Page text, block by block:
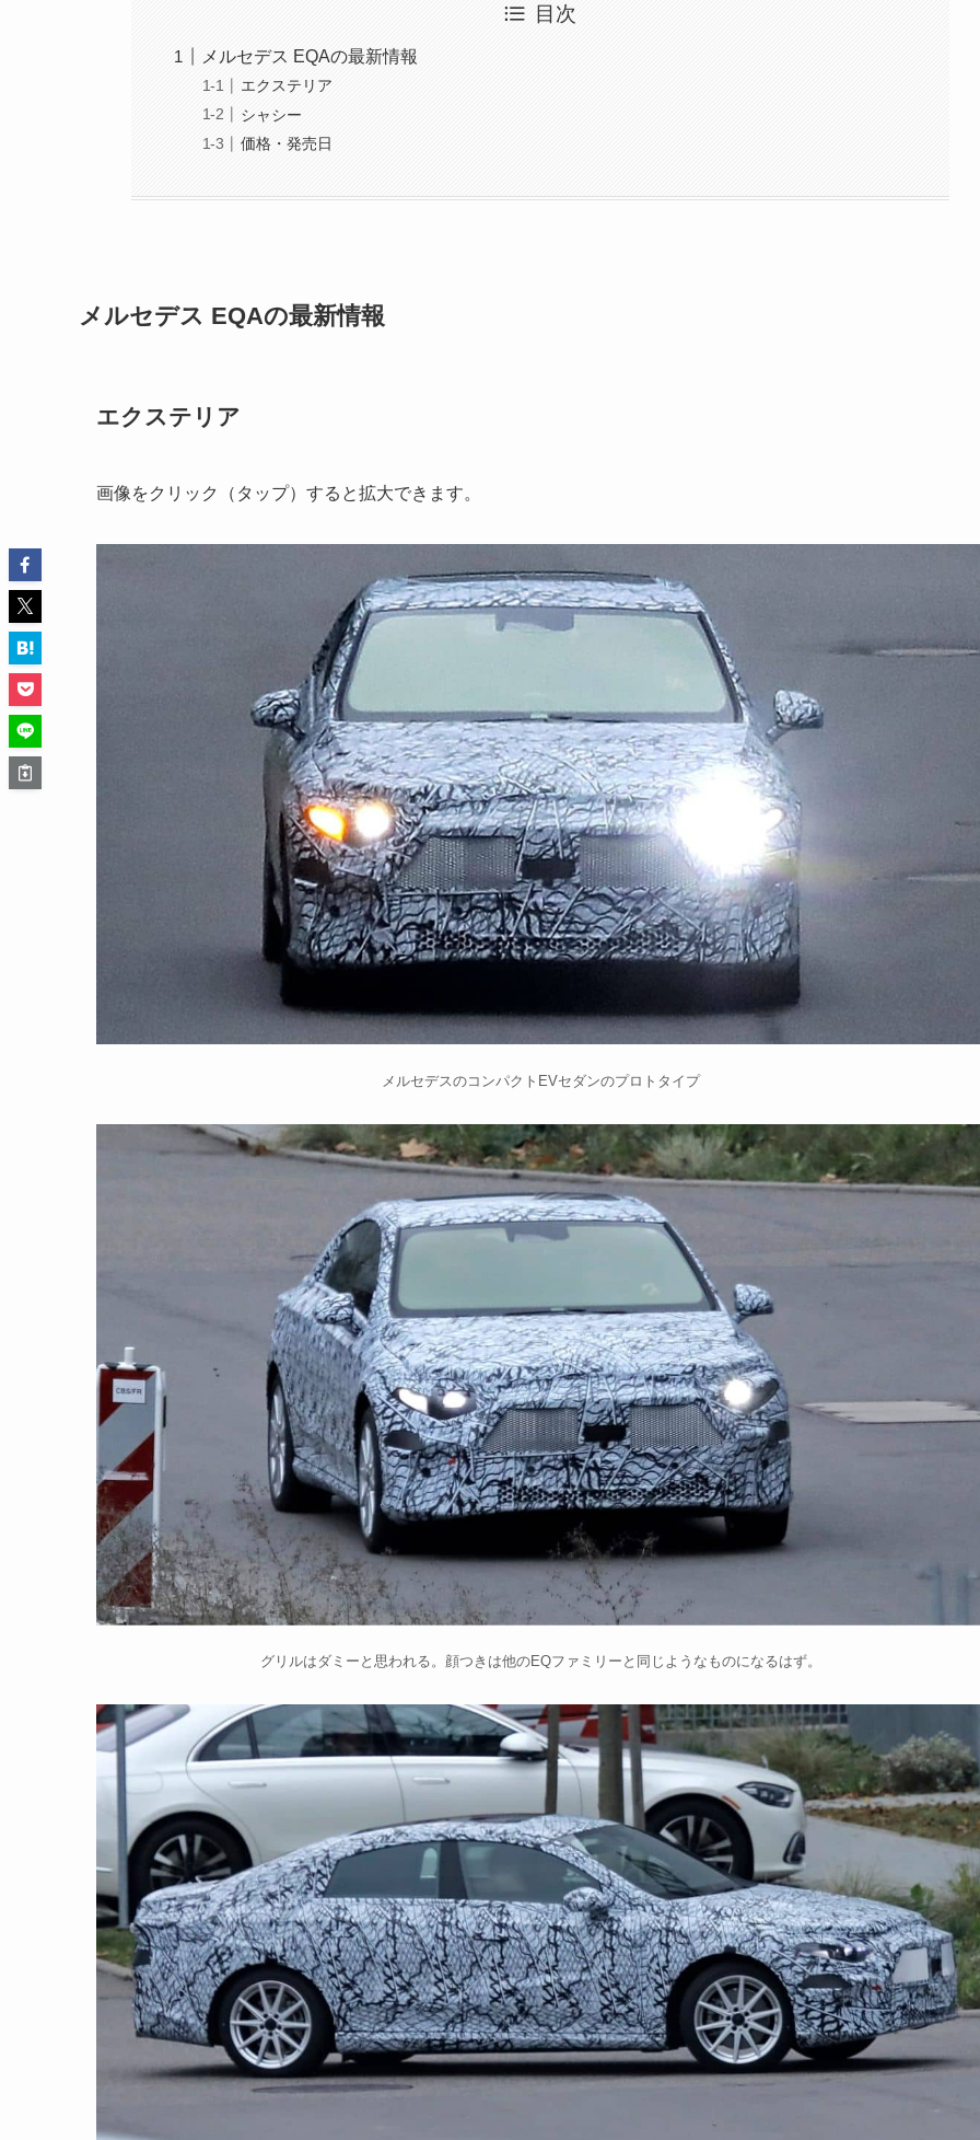
目次
メルセデス EQAの最新情報
エクステリア
シャシー
価格・発売日
メルセデス EQAの最新情報
エクステリア
画像をクリック（タップ）すると拡大できます。
メルセデスのコンパクトEVセダンのプロトタイプ
グリルはダミーと思われる。顔つきは他のEQファミリーと同じようなものになるはず。